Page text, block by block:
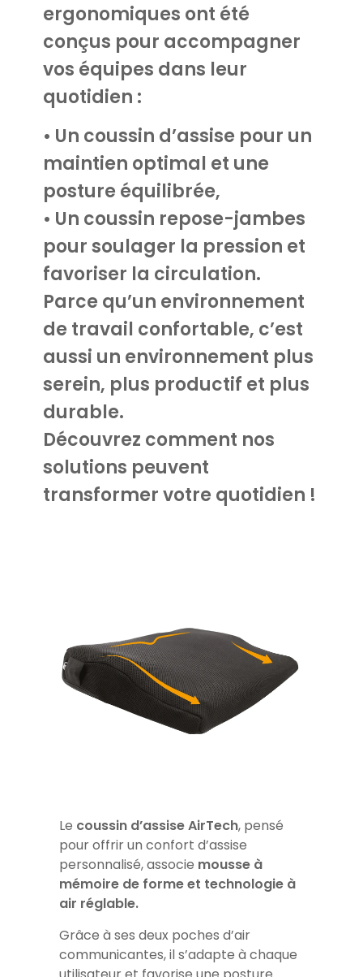
ergonomiques ont été
conçus pour accompagner
vos équipes dans leur
quotidien :
• Un coussin d’assise pour un
maintien optimal et une
posture équilibrée,
• Un coussin repose-jambes
pour soulager la pression et
favoriser la circulation.
Parce qu’un environnement
de travail confortable, c’est
aussi un environnement plus
serein, plus productif et plus
durable.
Découvrez comment nos
solutions peuvent
transformer votre quotidien !
Le coussin d’assise AirTech, pensé
pour offrir un confort d’assise
personnalisé, associe mousse à
mémoire de forme et technologie à
air réglable.
Grâce à ses deux poches d’air
communicantes, il s’adapte à chaque